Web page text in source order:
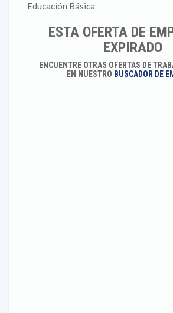
Educación Básica
ESTA OFERTA DE
EXPIRADO
ENCUENTRE OTRAS OFERTAS DE
EN NUESTRO BUSCADOR DE